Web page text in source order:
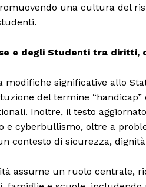
una cultura del
e degli Studenti tra diritti,
modifiche significative allo
del termine
Inoltre, il testo
cyberbullismo, oltre a
contesto di sicurezza,
assume un ruolo centrale,